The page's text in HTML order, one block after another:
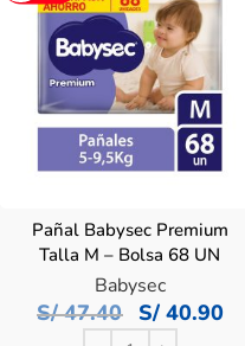
Pañal Babysec Premium
Talla M – Bolsa 68 UN
Babysec
S/47.40 S/40.90